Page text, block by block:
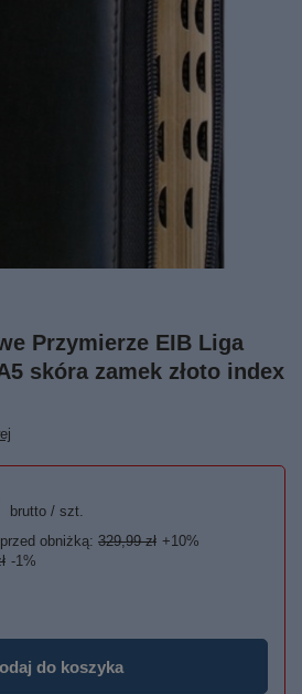
Przymierze EIB Liga
skóra zamek złoto index
brutto / szt.
obniżką: 329,99 zł +10%
-1%
do koszyka